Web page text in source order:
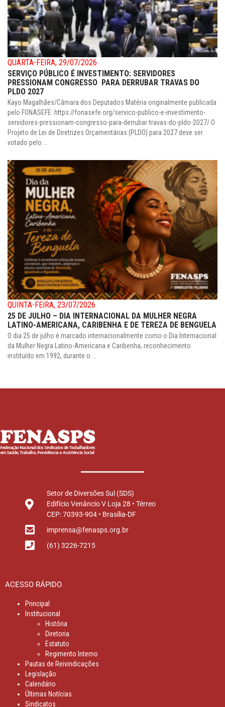
QUARTA-FEIRA, 29/07/2026
SERVIÇO PÚBLICO É INVESTIMENTO: SERVIDORES
PRESSIONAM CONGRESSO PARA DERRUBAR TRAVAS DO
PLDO 2027
Kayo Magalhães/Câmara dos Deputados Matéria originalmente publicada
pelo FONASEFE: https://fonasefe.org/servico-publico-e-investimento-
servidores-pressionam-congresso-para-derrubar-travas-do-pldo-2027/ O
Projeto de Lei de Diretrizes Orçamentárias (PLDO) para 2027 deve ser
votado pelo ...
QUINTA-FEIRA, 23/07/2026
25 DE JULHO – DIA INTERNACIONAL DA MULHER NEGRA
LATINO-AMERICANA, CARIBENHA E DE TEREZA DE BENGUELA
O dia 25 de julho é marcado internacionalmente como o Dia Internacional
da Mulher Negra Latino-Americana e Caribenha, reconhecimento
instituído em 1992, durante o ...
Setor de Diversões Sul (SDS)
Edifício Venâncio V Loja 28 • Térreo
CEP: 70393-904 • Brasília-DF
imprensa@fenasps.org.br
(61) 3226-7215
ACESSO RÁPIDO
Principal
Institucional
História
Diretoria
Estatuto
Regimento Interno
Pautas de Reivindicações
Legislação
Calendário
Últimas Notícias
Sindicatos